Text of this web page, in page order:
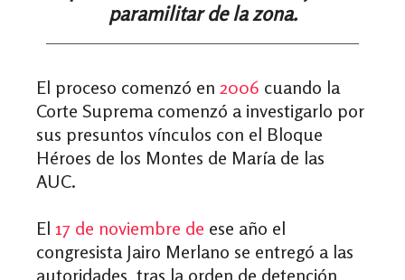
paramilitar de la zona.
El proceso comenzó en 2006 cuando la
Corte Suprema comenzó a investigarlo por
sus presuntos vínculos con el Bloque
Héroes de los Montes de María de las
AUC.
El 17 de noviembre de ese año el
congresista Jairo Merlano se entregó a las
autoridades, tras la orden de detención